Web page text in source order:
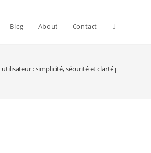
Blog About Contact Toggle
utilisateur : simplicité, sécurité et clarté pour votre